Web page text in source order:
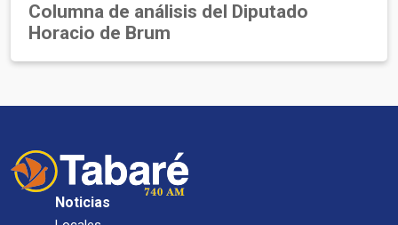
Columna de análisis del Diputado
Horacio de Brum
Noticias